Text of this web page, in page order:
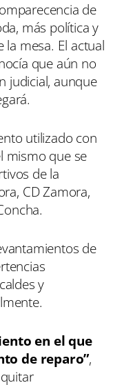
de
más política y
mesa. El actual
que aún no
judicial, aunque
utilizado con
mismo que se
de la
CD Zamora,
de
y
en el que
de reparo”,